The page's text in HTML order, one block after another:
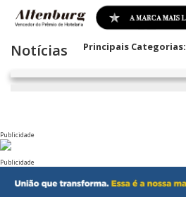
Notícias Principais Categorias:
Publicidade
Publicidade